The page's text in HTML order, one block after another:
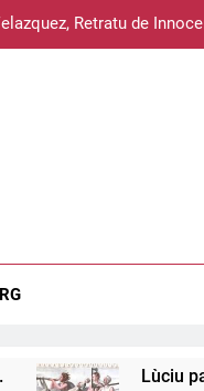
Retratu de
de is sardus est
Su sistema operativu
Lùciu passat de unu